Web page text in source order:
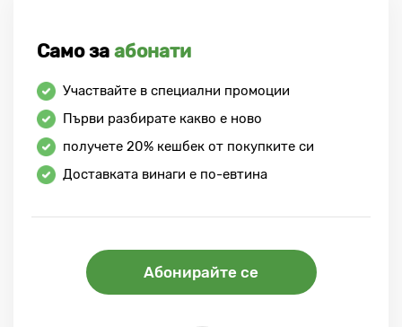
Само за абонати
Участвайте в специални промоции
Първи разбирате какво е ново
получете 20% кешбек от покупките си
Доставката винаги е по-евтина
Абонирайте се